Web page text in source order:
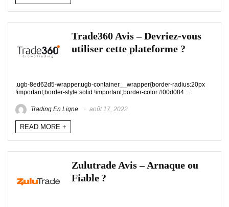
Trade360 Avis – Devriez-vous
utiliser cette plateforme ?
.ugb-8ed62d5-wrapper.ugb-container__wrapper{border-radius:20px
!important;border-style:solid !important;border-color:#00d084 ...
Trading En Ligne août 17, 2022
READ MORE +
Zulutrade Avis – Arnaque ou
Fiable ?